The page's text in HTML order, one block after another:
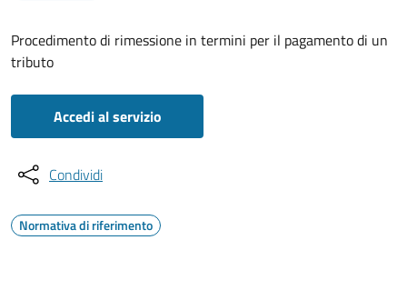
Procedimento di rimessione in termini per il pagamento di un
tributo
Accedi al servizio
Condividi
Normativa di riferimento